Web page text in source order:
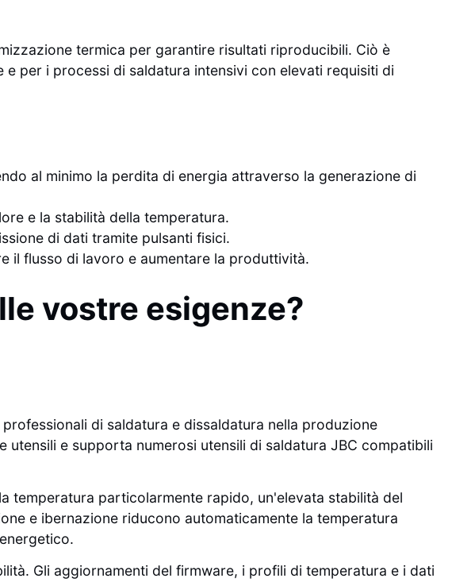
termica per garantire risultati riproducibili. Ciò è
per i processi di saldatura intensivi con elevati requisiti di
al minimo la perdita di energia attraverso la generazione di
e la stabilità della temperatura.
di dati tramite pulsanti fisici.
il flusso di lavoro e aumentare la produttività.
vostre esigenze?
di saldatura e dissaldatura nella produzione
e supporta numerosi utensili di saldatura JBC compatibili
temperatura particolarmente rapido, un'elevata stabilità del
e ibernazione riducono automaticamente la temperatura
Gli aggiornamenti del firmware, i profili di temperatura e i dati